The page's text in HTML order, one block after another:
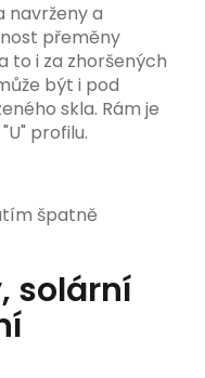
navrženy a
přeměny
to i za zhoršených
být i pod
skla. Rám je
profilu.
špatně
solární